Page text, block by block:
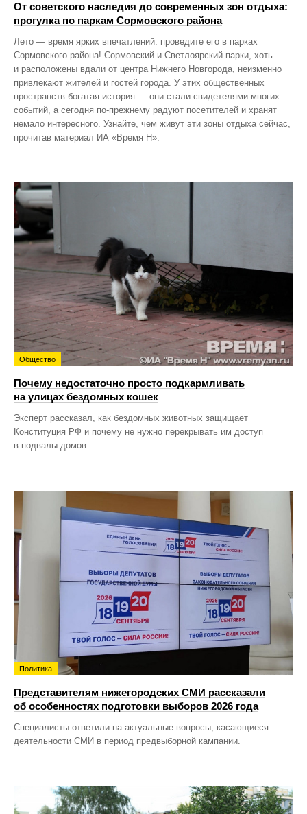
От советского наследия до современных зон отдыха:
прогулка по паркам Сормовского района
Лето — время ярких впечатлений: проведите его в парках
Сормовского района! Сормовский и Светлоярский парки, хоть
и расположены вдали от центра Нижнего Новгорода, неизменно
привлекают жителей и гостей города. У этих общественных
пространств богатая история — они стали свидетелями многих
событий, а сегодня по‑прежнему радуют посетителей и хранят
немало интересного. Узнайте, чем живут эти зоны отдыха сейчас,
прочитав материал ИА «Время Н».
Общество
Почему недостаточно просто подкармливать
на улицах бездомных кошек
Эксперт рассказал, как бездомных животных защищает
Конституция РФ и почему не нужно перекрывать им доступ
в подвалы домов.
Политика
Представителям нижегородских СМИ рассказали
об особенностях подготовки выборов 2026 года
Специалисты ответили на актуальные вопросы, касающиеся
деятельности СМИ в период предвыборной кампании.